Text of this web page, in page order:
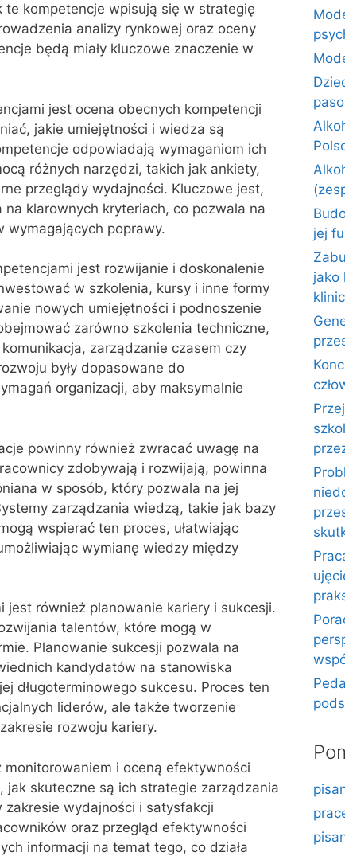
kompetencje wpisują się w strategię
analizy rynkowej oraz oceny
będą miały kluczowe znaczenie w
jest ocena obecnych kompetencji
jakie umiejętności i wiedza są
odpowiadają wymaganiom ich
różnych narzędzi, takich jak ankiety,
przeglądy wydajności. Kluczowe jest,
klarownych kryteriach, co pozwala na
wymagających poprawy.
jest rozwijanie i doskonalenie
w szkolenia, kursy i inne formy
nowych umiejętności i podnoszenie
zarówno szkolenia techniczne,
zarządzanie czasem czy
były dopasowane do
organizacji, aby maksymalnie
powinny również zwracać uwagę na
zdobywają i rozwijają, powinna
w sposób, który pozwala na jej
zarządzania wiedzą, takie jak bazy
wspierać ten proces, ułatwiając
wymianę wiedzy między
jest również planowanie kariery i sukcesji.
talentów, które mogą w
Planowanie sukcesji pozwala na
kandydatów na stanowiska
długoterminowego sukcesu. Proces ten
liderów, ale także tworzenie
rozwoju kariery.
i oceną efektywności
jak skuteczne są ich strategie zarządzania
wydajności i satysfakcji
oraz przegląd efektywności
informacji na temat tego, co działa
jej
jako